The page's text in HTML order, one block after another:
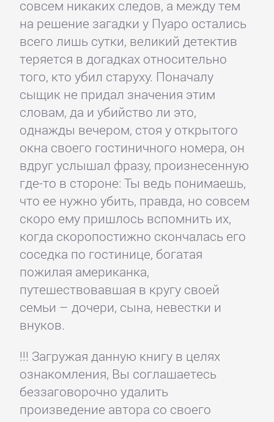
совсем никаких следов, а между тем
на решение загадки у Пуаро остались
всего лишь сутки, великий детектив
теряется в догадках относительно
того, кто убил старуху. Поначалу
сыщик не придал значения этим
словам, да и убийство ли это,
однажды вечером, стоя у открытого
окна своего гостиничного номера, он
вдруг услышал фразу, произнесенную
где-то в стороне: Ты ведь понимаешь,
что ее нужно убить, правда, но совсем
скоро ему пришлось вспомнить их,
когда скоропостижно скончалась его
соседка по гостинице, богатая
пожилая американка,
путешествовавшая в кругу своей
семьи – дочери, сына, невестки и
внуков.
!!! Загружая данную книгу в целях
ознакомления, Вы соглашаетесь
беззаговорочно удалить
произведение автора со своего